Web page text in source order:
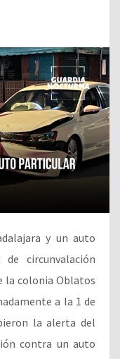
y un auto
circunvalación
la colonia Oblatos
a la 1 de
la alerta del
contra un auto